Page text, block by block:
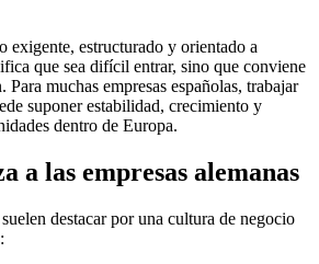
exigente, estructurado y orientado a
que sea difícil entrar, sino que conviene
muchas empresas españolas, trabajar
suponer estabilidad, crecimiento y
dentro de Europa.
a las empresas alemanas
destacar por una cultura de negocio